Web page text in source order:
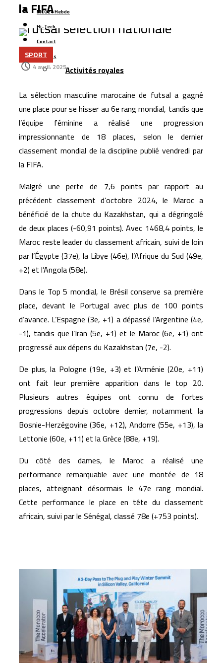
Cap Holding renforce sa présence dans
l’agroalimentaire avec l’acquisition de Forafric Maroc
Les ventes de voitures dépassent 152.000 unités au
Maroc, portées par les modèles électriques et les
marques chinoises
Le Maroc se classe 106ᵉ au monde dans l’indice
mondial de résidence 2026
Un rapport espagnol met en lumière les capacités des
satellites marocains près du détroit de Gibraltar
MCG24 Hebdo
Hi-Tech
Contact
Plus
Activités royales
la FIFA
SPORT
4 avril، 2025
La sélection masculine marocaine de futsal a gagné
une place pour se hisser au 6e rang mondial, tandis que
l’équipe féminine a réalisé une progression
impressionnante de 18 places, selon le dernier
classement mondial de la discipline publié vendredi par
la FIFA.
Malgré une perte de 7,6 points par rapport au
précédent classement d’octobre 2024, le Maroc a
bénéficié de la chute du Kazakhstan, qui a dégringolé
de deux places (-60,91 points). Avec 1468,4 points, le
Maroc reste leader du classement africain, suivi de loin
par l’Égypte (37e), la Libye (46e), l’Afrique du Sud (49e,
+2) et l’Angola (58e).
Dans le Top 5 mondial, le Brésil conserve sa première
place, devant le Portugal avec plus de 100 points
d’avance. L’Espagne (3e, +1) a dépassé l’Argentine (4e,
-1), tandis que l’Iran (5e, +1) et le Maroc (6e, +1) ont
progressé aux dépens du Kazakhstan (7e, -2).
De plus, la Pologne (19e, +3) et l’Arménie (20e, +11)
ont fait leur première apparition dans le top 20.
Plusieurs autres équipes ont connu de fortes
progressions depuis octobre dernier, notamment la
Bosnie-Herzégovine (36e, +12), Andorre (55e, +13), la
Lettonie (60e, +11) et la Grèce (88e, +19).
Du côté des dames, le Maroc a réalisé une
performance remarquable avec une montée de 18
places, atteignant désormais le 47e rang mondial.
Cette performance le place en tête du classement
africain, suivi par le Sénégal, classé 78e (+753 points).